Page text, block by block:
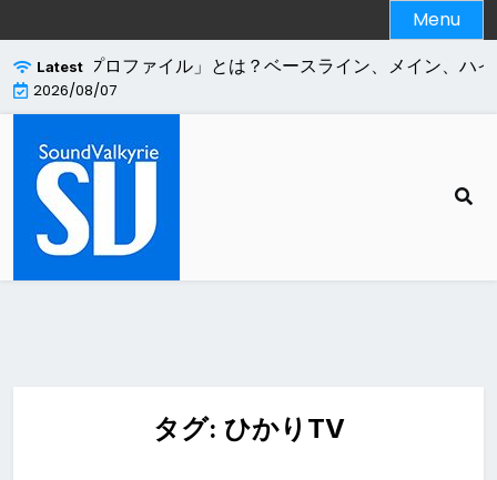
to
content
Menu
Latest
ドの「プロファイル」とは？ベースライン、メイン、ハ
2026/08/07
タグ: ひかりTV